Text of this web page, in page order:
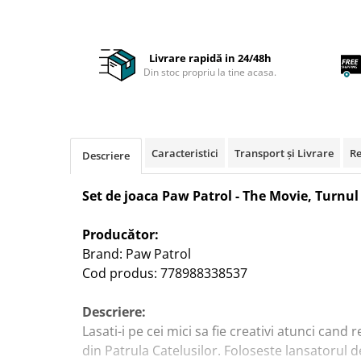
Trenuri si Trenulete
Jocuri Creative
Jucarii Bebelusi
Jucarii de Baie
Jucarii De Plus
Raspundel Istetel
Unicorn Academy
Livrare rapidă in 24/48h
Din stoc propriu la tine acasa.
Descriere Caracteristici Transport și Livrare
Set de joaca Paw Patrol - The Movie,
Producător:
Brand: Paw Patrol
Cod produs: 778988338537
Descriere:
Lasati-i pe cei mici sa fie creativi atunci cand
din Patrula Catelusilor. Foloseste lansatorul